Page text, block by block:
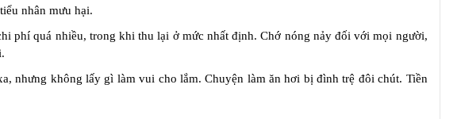
nhân mưu hại.
phí quá nhiều, trong khi thu lại ở mức nhất định. Chớ nóng nảy đối với mọi người,
nhưng không lấy gì làm vui cho lắm. Chuyện làm ăn hơi bị đình trệ đôi chút. Tiền